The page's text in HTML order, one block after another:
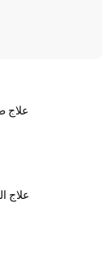
علاج
علاج